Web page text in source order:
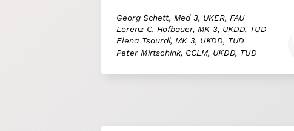
Georg Schett, Med 3, UKER, FAU
Lorenz C. Hofbauer, MK 3, UKDD, TUD
Elena Tsourdi, MK 3, UKDD, TUD
Peter Mirtschink, CCLM, UKDD, TUD